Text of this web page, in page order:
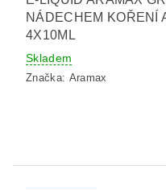
NÁDECHEM KOŘENÍ
4X10ML
Skladem
Značka: Aramax